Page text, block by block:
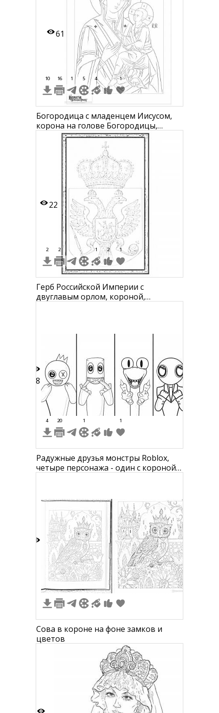
61
10 16 1 5 4 1
Богородица с младенцем Иисусом,
корона на голове Богородицы,
младенец сидит на руках
22
2 2 1 2 1
Герб Российской Империи с
двуглавым орлом, короной,
58
4 20 1 1
Радужные друзья монстры Roblox,
четыре персонажа - один с короной и
и длинными руками, четвертый в
костюме с большими глазами.
Сова в короне на фоне замков и
цветов